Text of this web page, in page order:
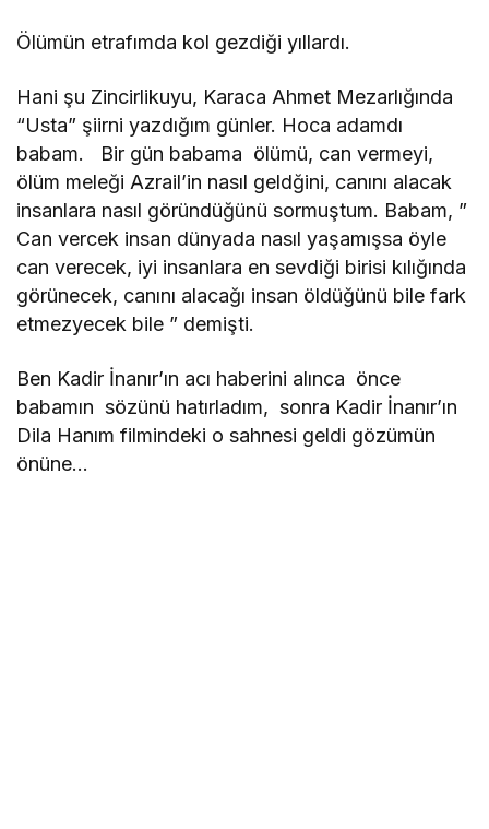
Ölümün etrafımda kol gezdiği yıllardı.
Hani şu Zincirlikuyu, Karaca Ahmet Mezarlığında
“Usta” şiirni yazdığım günler. Hoca adamdı
babam. Bir gün babama ölümü, can vermeyi,
ölüm meleği Azrail’in nasıl geldğini, canını alacak
insanlara nasıl göründüğünü sormuştum. Babam, ”
Can vercek insan dünyada nasıl yaşamışsa öyle
can verecek, iyi insanlara en sevdiği birisi kılığında
görünecek, canını alacağı insan öldüğünü bile fark
etmezyecek bile ” demişti.
Ben Kadir İnanır’ın acı haberini alınca önce
babamın sözünü hatırladım, sonra Kadir İnanır’ın
Dila Hanım filmindeki o sahnesi geldi gözümün
önüne…